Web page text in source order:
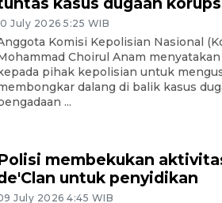
July 2026 5:25 WIB
Komisi Kepolisian Nasional
Choirul Anam
pihak kepolisian untuk
dalang di balik kasus
...
membekukan
untuk penyidikan
July 2026 4:45 WIB